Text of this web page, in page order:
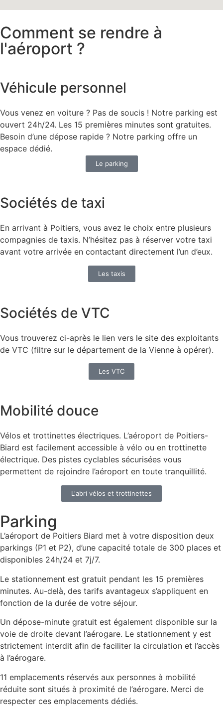
Comment se rendre à
l'aéroport ?
Véhicule personnel
Vous venez en voiture ? Pas de soucis ! Notre parking est
ouvert 24h/24. Les 15 premières minutes sont gratuites.
Besoin d’une dépose rapide ? Notre parking offre un
espace dédié.
Le parking
Sociétés de taxi
En arrivant à Poitiers, vous avez le choix entre plusieurs
compagnies de taxis. N’hésitez pas à réserver votre taxi
avant votre arrivée en contactant directement l’un d’eux.
Les taxis
Sociétés de VTC
Vous trouverez ci-après le lien vers le site des exploitants
de VTC (filtre sur le département de la Vienne à opérer).
Les VTC
Mobilité douce
Vélos et trottinettes électriques. L’aéroport de Poitiers-
Biard est facilement accessible à vélo ou en trottinette
électrique. Des pistes cyclables sécurisées vous
permettent de rejoindre l’aéroport en toute tranquillité.
L'abri vélos et trottinettes
Parking
L’aéroport de Poitiers Biard met à votre disposition deux
parkings (P1 et P2), d’une capacité totale de 300 places et
disponibles 24h/24 et 7j/7.
Le stationnement est gratuit pendant les 15 premières
minutes. Au-delà, des tarifs avantageux s’appliquent en
fonction de la durée de votre séjour.
Un dépose-minute gratuit est également disponible sur la
voie de droite devant l’aérogare. Le stationnement y est
strictement interdit afin de faciliter la circulation et l’accès
à l’aérogare.
11 emplacements réservés aux personnes à mobilité
réduite sont situés à proximité de l’aérogare. Merci de
respecter ces emplacements dédiés.